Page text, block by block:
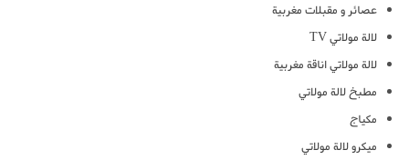
عصائر و مقبلات مغربية
لالة مولاتي TV
لالة مولاتي اناقة مغربية
مطبخ لالة مولاتي
مكياج
ميكرو لالة مولاتي